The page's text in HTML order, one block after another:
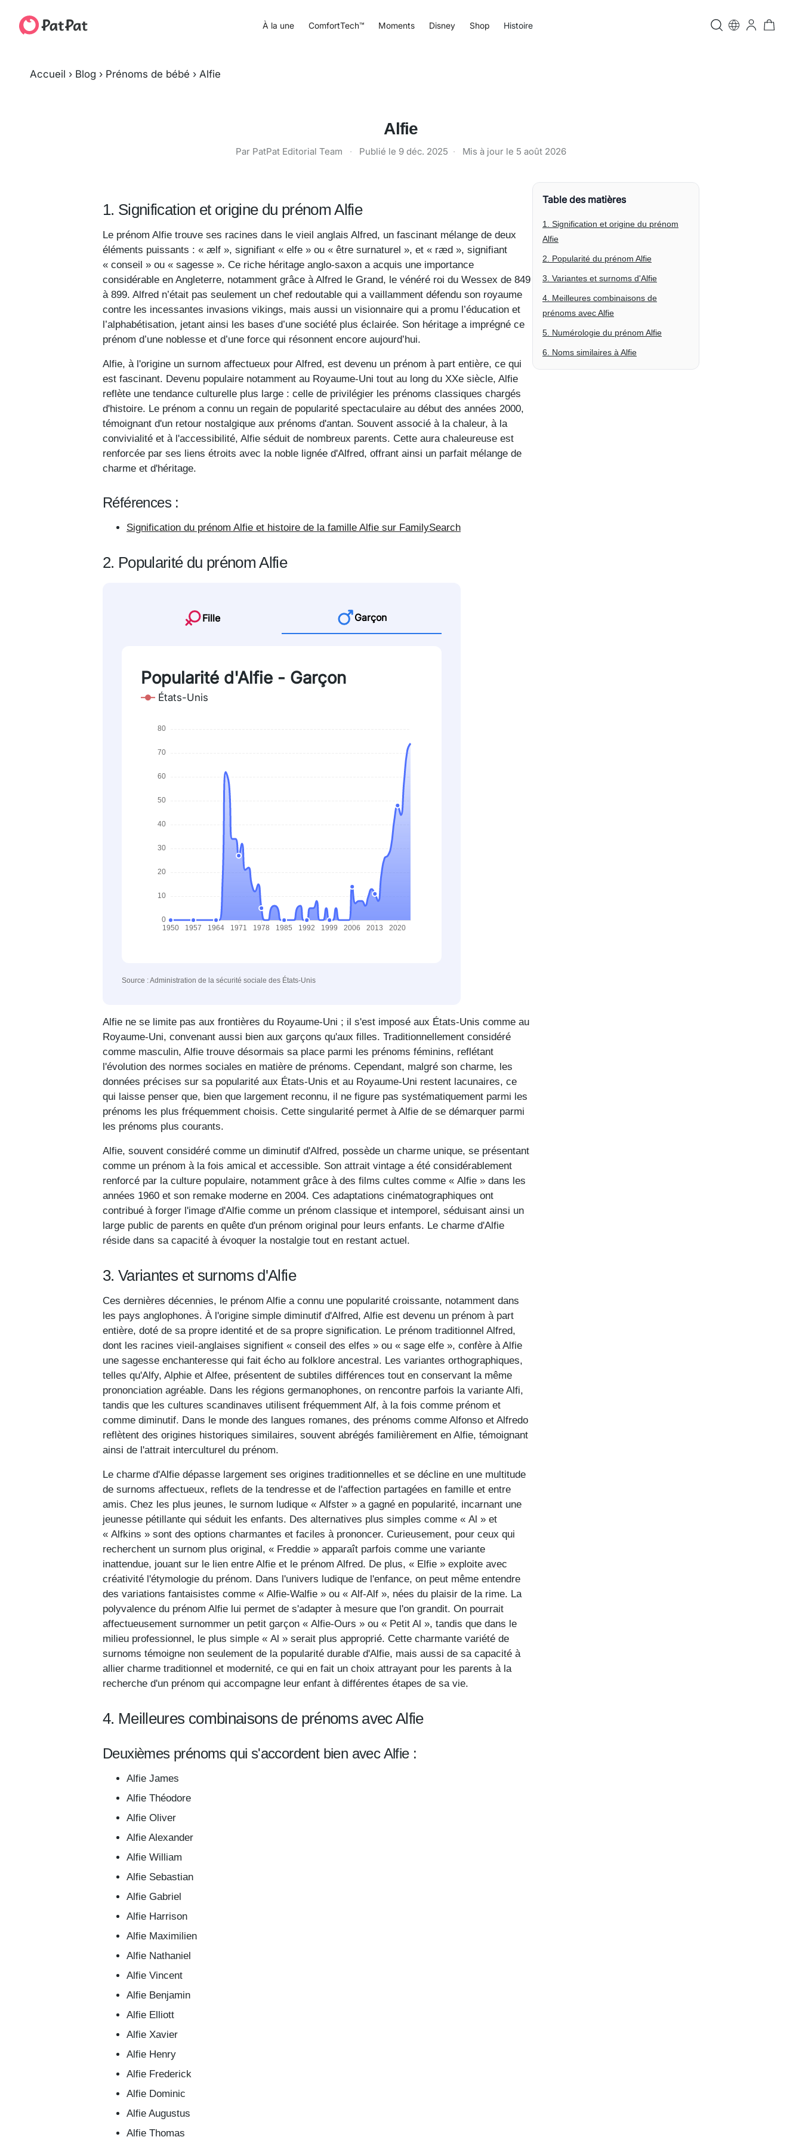
À la une ComfortTech™ Moments Disney Shop Histoire
Accueil › Blog › Prénoms de bébé › Alfie
Alfie
Par PatPat Editorial Team · Publié le 9 déc. 2025 · Mis à jour le 5 août 2026
1. Signification et origine du prénom Alfie
Le prénom Alfie trouve ses racines dans le vieil anglais Alfred, un fascinant mélange de deux
éléments puissants : « ælf », signifiant « elfe » ou « être surnaturel », et « ræd », signifiant
« conseil » ou « sagesse ». Ce riche héritage anglo-saxon a acquis une importance
considérable en Angleterre, notamment grâce à Alfred le Grand, le vénéré roi du Wessex de 849
à 899. Alfred n’était pas seulement un chef redoutable qui a vaillamment défendu son royaume
contre les incessantes invasions vikings, mais aussi un visionnaire qui a promu l’éducation et
l’alphabétisation, jetant ainsi les bases d’une société plus éclairée. Son héritage a imprégné ce
prénom d’une noblesse et d’une force qui résonnent encore aujourd’hui.
Alfie, à l'origine un surnom affectueux pour Alfred, est devenu un prénom à part entière, ce qui
est fascinant. Devenu populaire notamment au Royaume-Uni tout au long du XXe siècle, Alfie
reflète une tendance culturelle plus large : celle de privilégier les prénoms classiques chargés
d'histoire. Le prénom a connu un regain de popularité spectaculaire au début des années 2000,
témoignant d'un retour nostalgique aux prénoms d'antan. Souvent associé à la chaleur, à la
convivialité et à l'accessibilité, Alfie séduit de nombreux parents. Cette aura chaleureuse est
renforcée par ses liens étroits avec la noble lignée d'Alfred, offrant ainsi un parfait mélange de
charme et d'héritage.
Références :
Signification du prénom Alfie et histoire de la famille Alfie sur FamilySearch
2. Popularité du prénom Alfie
Fille Garçon
Popularité d'Alfie - Garçon
États-Unis
Source : Administration de la sécurité sociale des États-Unis
Alfie ne se limite pas aux frontières du Royaume-Uni ; il s'est imposé aux États-Unis comme au
Royaume-Uni, convenant aussi bien aux garçons qu'aux filles. Traditionnellement considéré
comme masculin, Alfie trouve désormais sa place parmi les prénoms féminins, reflétant
l'évolution des normes sociales en matière de prénoms. Cependant, malgré son charme, les
données précises sur sa popularité aux États-Unis et au Royaume-Uni restent lacunaires, ce
qui laisse penser que, bien que largement reconnu, il ne figure pas systématiquement parmi les
prénoms les plus fréquemment choisis. Cette singularité permet à Alfie de se démarquer parmi
les prénoms plus courants.
Alfie, souvent considéré comme un diminutif d'Alfred, possède un charme unique, se présentant
comme un prénom à la fois amical et accessible. Son attrait vintage a été considérablement
renforcé par la culture populaire, notamment grâce à des films cultes comme « Alfie » dans les
années 1960 et son remake moderne en 2004. Ces adaptations cinématographiques ont
contribué à forger l'image d'Alfie comme un prénom classique et intemporel, séduisant ainsi un
large public de parents en quête d'un prénom original pour leurs enfants. Le charme d'Alfie
réside dans sa capacité à évoquer la nostalgie tout en restant actuel.
3. Variantes et surnoms d'Alfie
Ces dernières décennies, le prénom Alfie a connu une popularité croissante, notamment dans
les pays anglophones. À l'origine simple diminutif d'Alfred, Alfie est devenu un prénom à part
entière, doté de sa propre identité et de sa propre signification. Le prénom traditionnel Alfred,
dont les racines vieil-anglaises signifient « conseil des elfes » ou « sage elfe », confère à Alfie
une sagesse enchanteresse qui fait écho au folklore ancestral. Les variantes orthographiques,
telles qu'Alfy, Alphie et Alfee, présentent de subtiles différences tout en conservant la même
prononciation agréable. Dans les régions germanophones, on rencontre parfois la variante Alfi,
tandis que les cultures scandinaves utilisent fréquemment Alf, à la fois comme prénom et
comme diminutif. Dans le monde des langues romanes, des prénoms comme Alfonso et Alfredo
reflètent des origines historiques similaires, souvent abrégés familièrement en Alfie, témoignant
ainsi de l'attrait interculturel du prénom.
Le charme d'Alfie dépasse largement ses origines traditionnelles et se décline en une multitude
de surnoms affectueux, reflets de la tendresse et de l'affection partagées en famille et entre
amis. Chez les plus jeunes, le surnom ludique « Alfster » a gagné en popularité, incarnant une
jeunesse pétillante qui séduit les enfants. Des alternatives plus simples comme « Al » et
« Alfkins » sont des options charmantes et faciles à prononcer. Curieusement, pour ceux qui
recherchent un surnom plus original, « Freddie » apparaît parfois comme une variante
inattendue, jouant sur le lien entre Alfie et le prénom Alfred. De plus, « Elfie » exploite avec
créativité l'étymologie du prénom. Dans l'univers ludique de l'enfance, on peut même entendre
des variations fantaisistes comme « Alfie-Walfie » ou « Alf-Alf », nées du plaisir de la rime. La
polyvalence du prénom Alfie lui permet de s'adapter à mesure que l'on grandit. On pourrait
affectueusement surnommer un petit garçon « Alfie-Ours » ou « Petit Al », tandis que dans le
milieu professionnel, le plus simple « Al » serait plus approprié. Cette charmante variété de
surnoms témoigne non seulement de la popularité durable d'Alfie, mais aussi de sa capacité à
allier charme traditionnel et modernité, ce qui en fait un choix attrayant pour les parents à la
recherche d'un prénom qui accompagne leur enfant à différentes étapes de sa vie.
4. Meilleures combinaisons de prénoms avec Alfie
Deuxièmes prénoms qui s'accordent bien avec Alfie :
Alfie James
Alfie Théodore
Alfie Oliver
Alfie Alexander
Alfie William
Alfie Sebastian
Alfie Gabriel
Alfie Harrison
Alfie Maximilien
Alfie Nathaniel
Alfie Vincent
Alfie Benjamin
Alfie Elliott
Alfie Xavier
Alfie Henry
Alfie Frederick
Alfie Dominic
Alfie Augustus
Alfie Thomas
Table des matières
1. Signification et origine du prénom
Alfie
2. Popularité du prénom Alfie
3. Variantes et surnoms d'Alfie
4. Meilleures combinaisons de
prénoms avec Alfie
5. Numérologie du prénom Alfie
6. Noms similaires à Alfie